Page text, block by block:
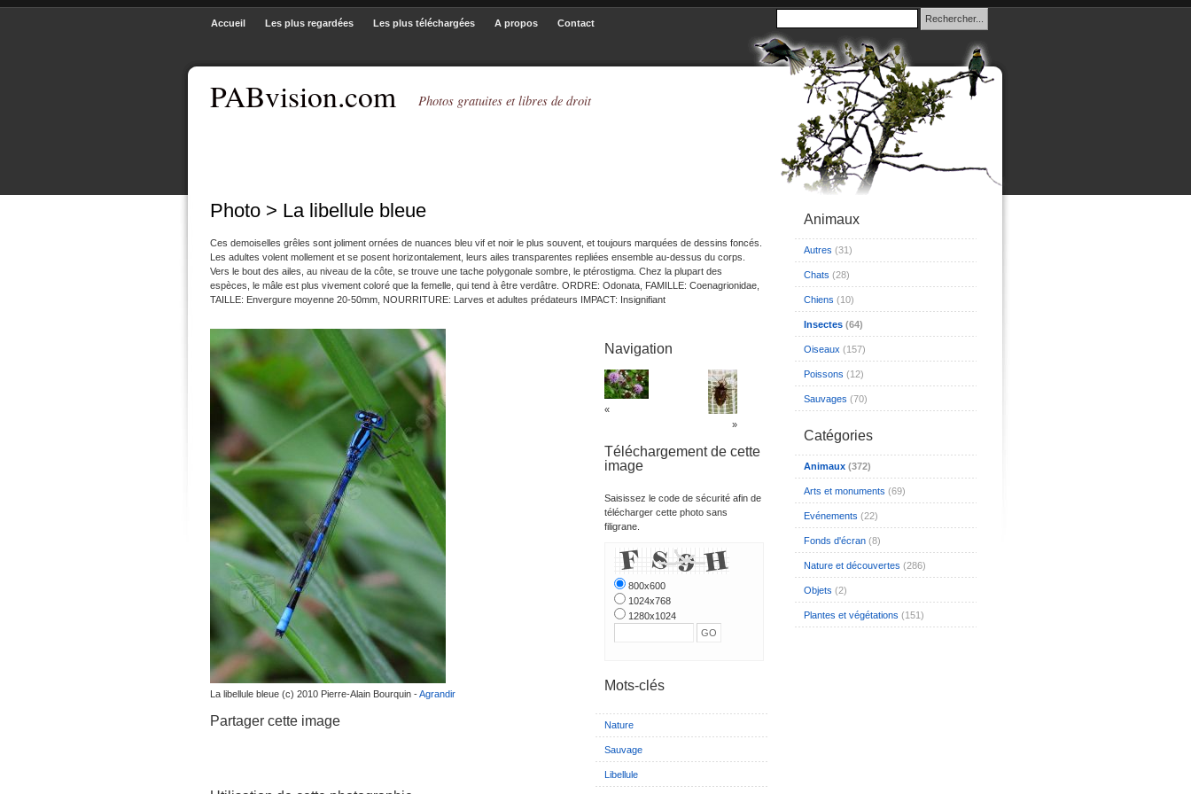
PABvision.com Photos gratuites et libres de droit
Accueil Les plus regardées Les plus téléchargées A propos Contact
Photo > La libellule bleue
Ces demoiselles grêles sont joliment ornées de nuances bleu vif et noir le plus souvent, et toujours marquées de dessins foncés.
Les adultes volent mollement et se posent horizontalement, leurs ailes transparentes repliées ensemble au-dessus du corps.
Vers le bout des ailes, au niveau de la côte, se trouve une tache polygonale sombre, le ptérostigma. Chez la plupart des
espèces, le mâle est plus vivement coloré que la femelle, qui tend à être verdâtre. ORDRE: Odonata, FAMILLE: Coenagrionidae,
TAILLE: Envergure moyenne 20-50mm, NOURRITURE: Larves et adultes prédateurs IMPACT: Insignifiant
La libellule bleue (c) 2010 Pierre-Alain Bourquin -Agrandir
Partager cette image
Navigation
«
»
Téléchargement de cette
image
Saisissez le code de sécurité afin de
télécharger cette photo sans
filigrane.
800x600
1024x768
1280x1024
Mots-clés
Nature
Sauvage
Libellule
Animaux
Autres (31)
Chats (28)
Chiens (10)
Insectes (64)
Oiseaux (157)
Poissons (12)
Sauvages (70)
Catégories
Animaux (372)
Arts et monuments (69)
Evénements (22)
Fonds d'écran (8)
Nature et découvertes (286)
Objets (2)
Plantes et végétations (151)